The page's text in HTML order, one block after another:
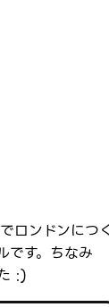
ロンドンにつ
です。ちなみ
:)